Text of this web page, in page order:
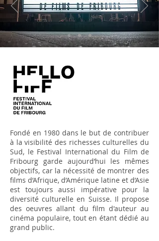
Fondé en 1980 dans le but de contribuer
à la visibilité des richesses culturelles du
Sud, le Festival International du Film de
Fribourg garde aujourd’hui les mêmes
objectifs, car la nécessité de montrer des
films d’Afrique, d’Amérique latine et d’Asie
est toujours aussi impérative pour la
diversité culturelle en Suisse. Il propose
des oeuvres allant du film d'auteur au
cinéma populaire, tout en étant dédié au
grand public.